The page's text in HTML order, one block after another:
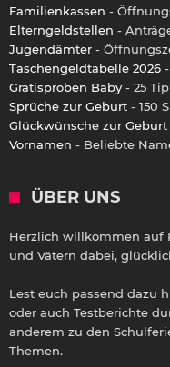
Familienkassen -
Elterngeldstellen -
Jugendämter -
Taschengeldtabelle 2026
Gratisproben Baby - 25
Sprüche zur Geburt - 150
Glückwünsche zur Geburt
Vornamen - Beliebte
ÜBER UNS
Herzlich willkommen auf
und Vätern dabei,
Lest euch passend dazu
oder auch Testberichte
anderem zu den
Themen.